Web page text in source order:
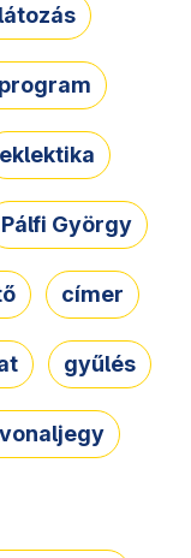
eklektika
Pálfi György
címer
gyűlés